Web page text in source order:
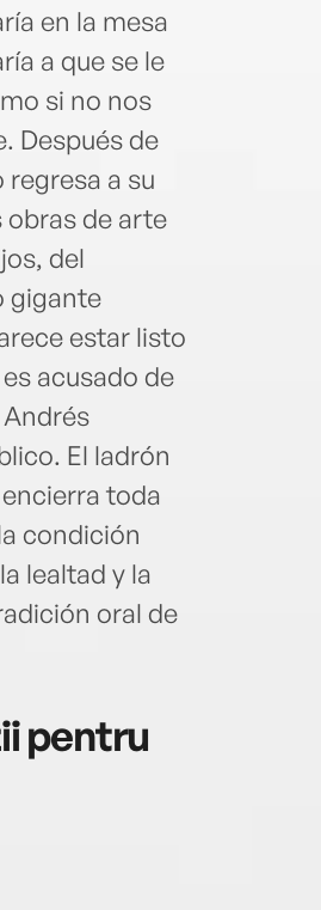
en la mesa
a que se le
si no nos
Después de
a su
obras de arte
del
gigante
estar listo
acusado de
El ladrón
toda
condición
lealtad y la
oral de
pentru